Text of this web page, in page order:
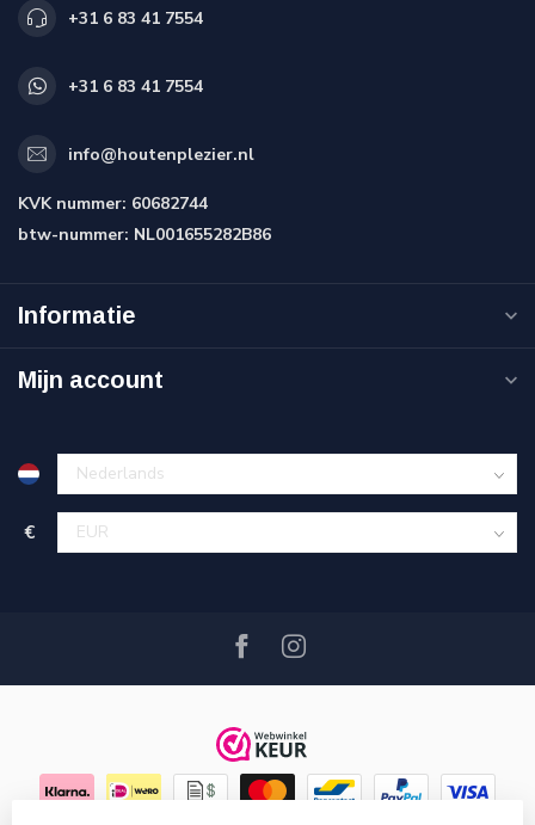
+31 6 83 41 7554
+31 6 83 41 7554
info@houtenplezier.nl
KVK nummer: 60682744
btw-nummer: NL001655282B86
Informatie
Mijn account
€